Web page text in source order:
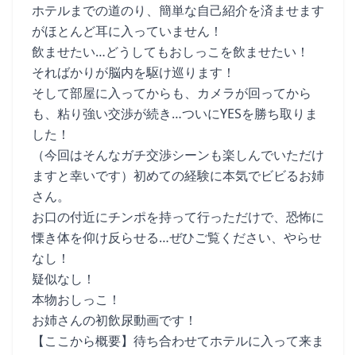
ホテルまでの道のり、簡単な自己紹介を済ませます
がほとんど耳に入っていません！
飲ませたい…どうしてもおしっこを飲ませたい！
そればかりが脳内を駆け巡ります！
そして部屋に入ってからも、カメラが回ってから
も、粘り強い交渉が続き…ついにYESを勝ち取りま
した！
（今回はそんなガチ交渉シーンも楽しんでいただけ
ますと幸いです）初めての経験に本気でビビるお姉
さん。
お口の付近にチンポを持って行っただけで、恐怖に
慄き体を仰け反らせる…ぜひご覧ください、やらせ
なし！
疑似なし！
本物おしっこ！
お姉さんの初飲尿動画です！
【ここから概要】待ち合わせてホテルに入って来ま